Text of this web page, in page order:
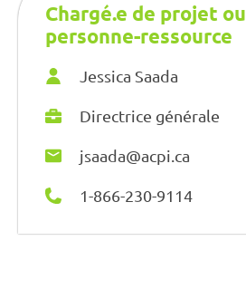
Chargé.e de projet ou
personne-ressource
Jessica Saada
Directrice générale
jsaada@acpi.ca
1-866-230-9114